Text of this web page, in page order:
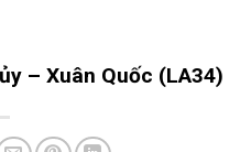
– Xuân Quốc (LA34)